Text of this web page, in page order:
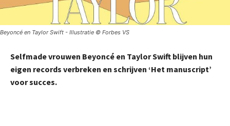
Beyoncé en Taylor Swift - Illustratie © Forbes VS
Selfmade vrouwen Beyoncé en Taylor Swift blijven hun
eigen records verbreken en schrijven ‘Het manuscript’
voor succes.